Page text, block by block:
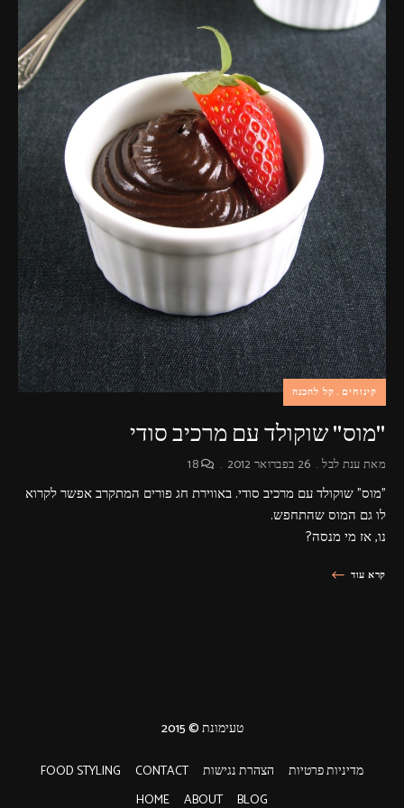
פרסומות,
מדיה
דיגיטלית
קינוחים קל להכנה
"מוס" שוקולד עם מרכיב סודי
מאתענת לבל 26 בפברואר 2012 18
"מוס" שוקולד עם מרכיב סודי. באווירת חג פורים המתקרב אפשר לקרוא
לו גם המוס שהתחפש.
נו, אז מי מנסה?
קרא עוד
מדיניות פרטיות הצהרת נגישות CONTACT
FOOD STYLING
BLOG
ABOUT
HOME
טעימונת © 2015